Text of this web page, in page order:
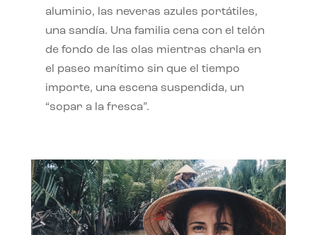
aluminio, las neveras azules portátiles,
una sandía. Una familia cena con el telón
de fondo de las olas mientras charla en
el paseo marítimo sin que el tiempo
importe, una escena suspendida, un
“sopar a la fresca”.